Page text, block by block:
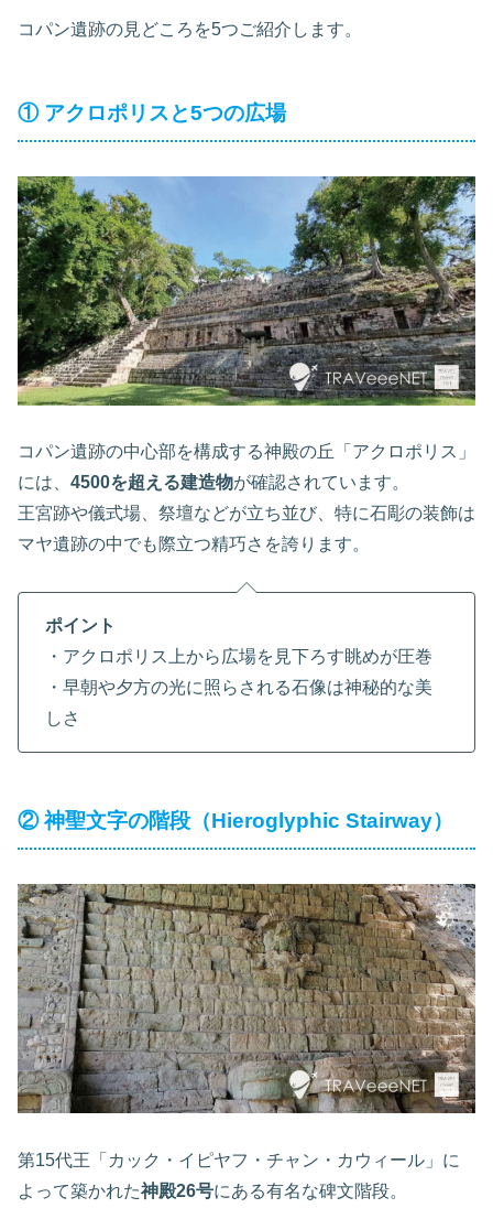
コパン遺跡の見どころを5つご紹介します。
① アクロポリスと5つの広場
コパン遺跡の中心部を構成する神殿の丘「アクロポリス」
には、 4500を超える建造物が確認されています。
王宮跡や儀式場、祭壇などが立ち並び、特に石彫の装飾は
マヤ遺跡の中でも際立つ精巧さを誇ります。
ポイント
・アクロポリス上から広場を見下ろす眺めが圧巻
・早朝や夕方の光に照らされる石像は神秘的な美
しさ
② 神聖文字の階段（Hieroglyphic Stairway）
第15代王「カック・イピヤフ・チャン・カウィール」に
よって築かれた神殿26号にある有名な碑文階段。